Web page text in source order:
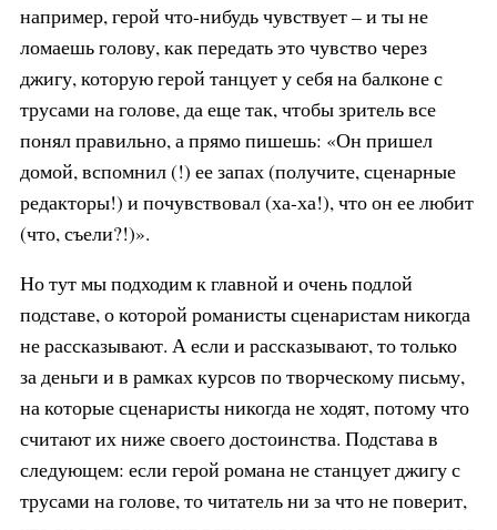
например, герой что-нибудь чувствует – и ты не
ломаешь голову, как передать это чувство через
джигу, которую герой танцует у себя на балконе с
трусами на голове, да еще так, чтобы зритель все
понял правильно, а прямо пишешь: «Он пришел
домой, вспомнил (!) ее запах (получите, сценарные
редакторы!) и почувствовал (ха-ха!), что он ее любит
(что, съели?!)».
Но тут мы подходим к главной и очень подлой
подставе, о которой романисты сценаристам никогда
не рассказывают. А если и рассказывают, то только
за деньги и в рамках курсов по творческому письму,
на которые сценаристы никогда не ходят, потому что
считают их ниже своего достоинства. Подстава в
следующем: если герой романа не станцует джигу с
трусами на голове, то читатель ни за что не поверит,